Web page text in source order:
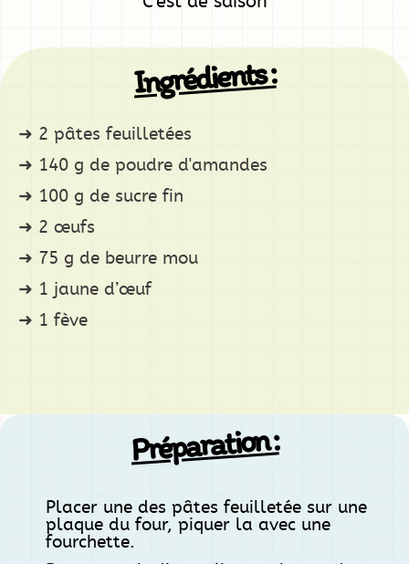
Ingrédients :
2 pâtes feuilletées
140 g de poudre d'amandes
100 g de sucre fin
2 œufs
75 g de beurre mou
1 jaune d’œuf
1 fève
Préparation :
Placer une des pâtes feuilletée sur une
plaque du four, piquer la avec une
fourchette.